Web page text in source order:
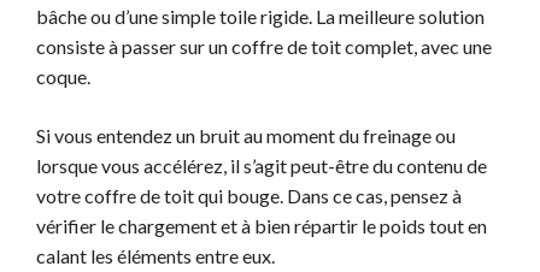
bâche ou d’une simple toile rigide. La meilleure solution
consiste à passer sur un coffre de toit complet, avec une
coque.
Si vous entendez un bruit au moment du freinage ou
lorsque vous accélérez, il s’agit peut-être du contenu de
votre coffre de toit qui bouge. Dans ce cas, pensez à
vérifier le chargement et à bien répartir le poids tout en
calant les éléments entre eux.